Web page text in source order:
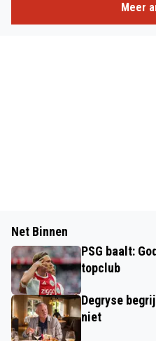
Meer
Net Binnen
PSG baalt:
topclub
Degryse
niet